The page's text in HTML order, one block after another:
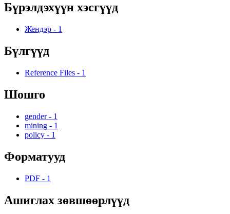
Бүрэлдэхүүн хэсгүүд
Жендэр - 1
Бүлгүүд
Reference Files - 1
Шошго
gender - 1
mining - 1
policy - 1
Форматууд
PDF - 1
Ашиглах зөвшөөрлүүд